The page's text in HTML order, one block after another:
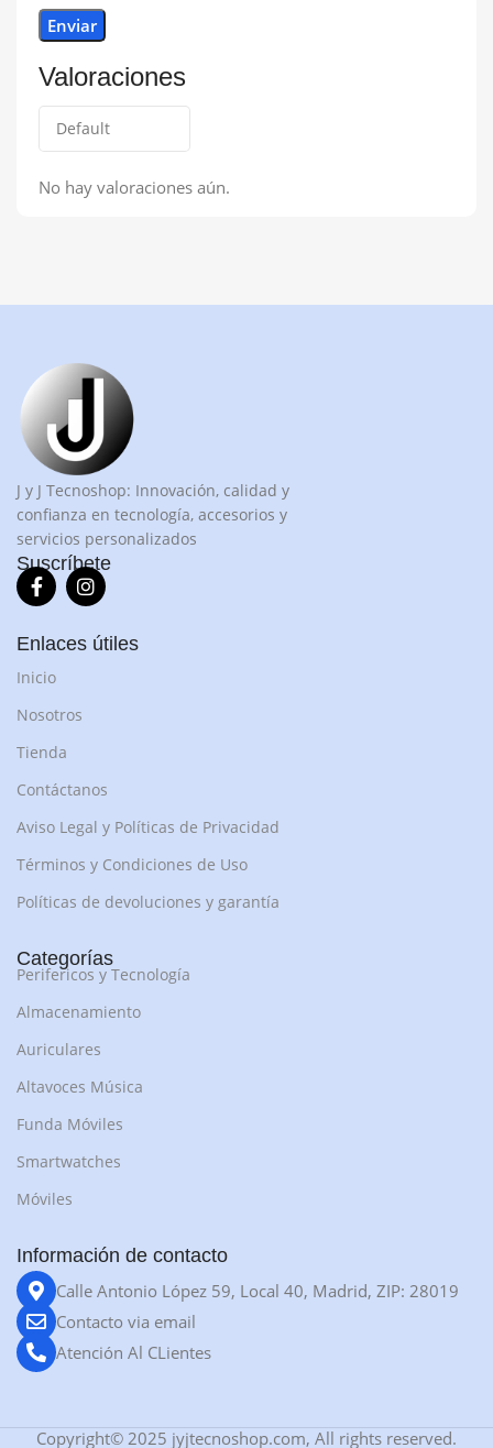
Valoraciones
No hay valoraciones aún.
J y J Tecnoshop: Innovación, calidad y
confianza en tecnología, accesorios y
servicios personalizados
Suscríbete
Enlaces útiles
Inicio
Nosotros
Tienda
Contáctanos
Aviso Legal y Políticas de Privacidad
Términos y Condiciones de Uso
Políticas de devoluciones y garantía
Categorías
Perifericos y Tecnología
Almacenamiento
Auriculares
Altavoces Música
Funda Móviles
Smartwatches
Móviles
Información de contacto
Calle Antonio López 59, Local 40, Madrid, ZIP: 28019
Contacto via email
Atención Al CLientes
Copyright© 2025 jyjtecnoshop.com, All rights reserved.